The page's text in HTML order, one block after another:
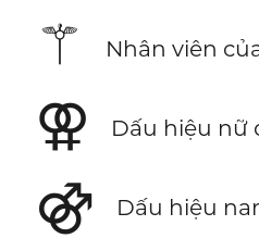
⚚ Nhân viên
⚢ Dấu hiệu nữ
⚣ Dấu hiệu